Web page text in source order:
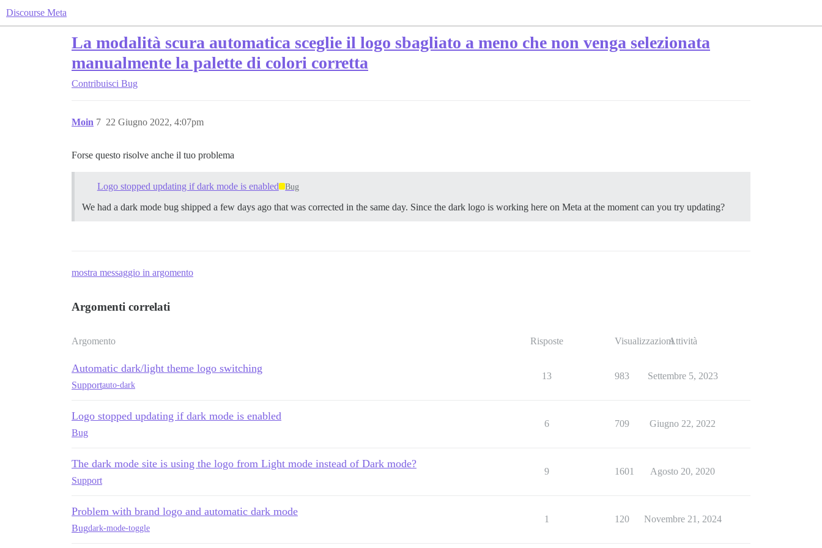
Discourse Meta
La modalità scura automatica sceglie il logo sbagliato a meno che non venga selezionata
manualmente la palette di colori corretta
Contribuisci Bug
Moin 22 Giugno 2022, 4:07pm
7
Forse questo risolve anche il tuo problema
Logo stopped updating if dark mode is enabled Bug
We had a dark mode bug shipped a few days ago that was corrected in the same day. Since the dark logo is working here on Meta at the moment can you try updating?
mostra messaggio in argomento
Argomenti correlati
Argomento Risposte VisualizzazioniAttività
Automatic dark/light theme logo switching
Supportauto-dark
13 983 Settembre 5, 2023
Logo stopped updating if dark mode is enabled
Bug
6 709 Giugno 22, 2022
The dark mode site is using the logo from Light mode instead of Dark mode?
Support
9 1601 Agosto 20, 2020
Problem with brand logo and automatic dark mode
Bugdark-mode-toggle
1 120 Novembre 21, 2024